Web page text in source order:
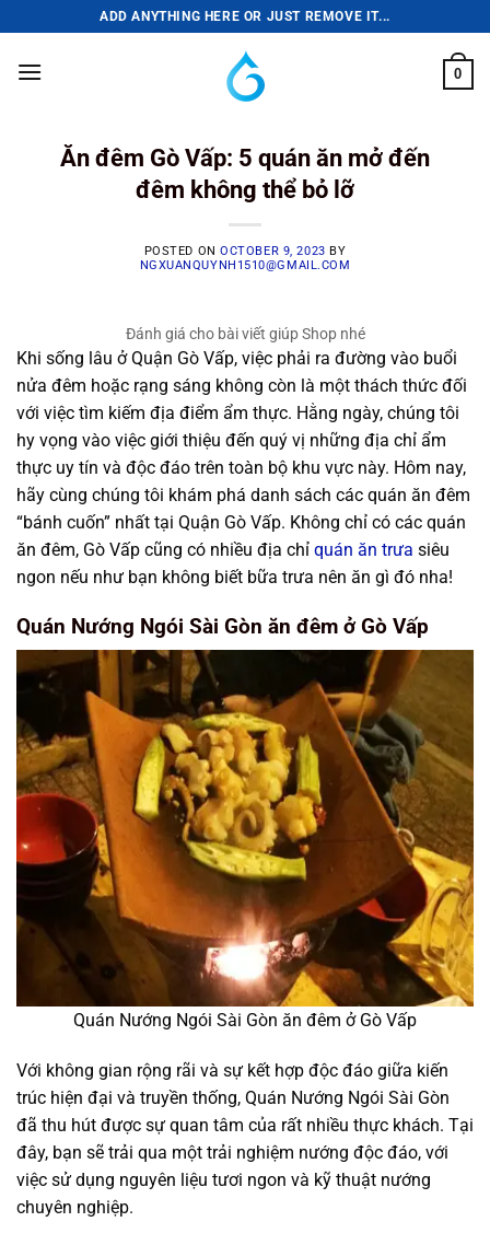
to
content
ADD ANYTHING HERE OR JUST REMOVE IT...
0
Ăn đêm Gò Vấp: 5 quán ăn mở đến
đêm không thể bỏ lỡ
POSTED ONOCTOBER 9, 2023 BY
NGXUANQUYNH1510@GMAIL.COM
Đánh giá cho bài viết giúp Shop nhé
Khi sống lâu ở Quận Gò Vấp, việc phải ra đường vào buổi
nửa đêm hoặc rạng sáng không còn là một thách thức đối
với việc tìm kiếm địa điểm ẩm thực. Hằng ngày, chúng tôi
hy vọng vào việc giới thiệu đến quý vị những địa chỉ ẩm
thực uy tín và độc đáo trên toàn bộ khu vực này. Hôm nay,
hãy cùng chúng tôi khám phá danh sách các quán ăn đêm
“bánh cuốn” nhất tại Quận Gò Vấp. Không chỉ có các quán
ăn đêm, Gò Vấp cũng có nhiều địa chỉ quán ăn trưa siêu
ngon nếu như bạn không biết bữa trưa nên ăn gì đó nha!
Quán Nướng Ngói Sài Gòn ăn đêm ở Gò Vấp
Quán Nướng Ngói Sài Gòn ăn đêm ở Gò Vấp
Với không gian rộng rãi và sự kết hợp độc đáo giữa kiến
trúc hiện đại và truyền thống, Quán Nướng Ngói Sài Gòn
đã thu hút được sự quan tâm của rất nhiều thực khách. Tại
đây, bạn sẽ trải qua một trải nghiệm nướng độc đáo, với
việc sử dụng nguyên liệu tươi ngon và kỹ thuật nướng
chuyên nghiệp.